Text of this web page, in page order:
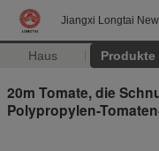
Jiangxi Longtai
Haus Produkte
20m Tomate, die
Polypropylen-